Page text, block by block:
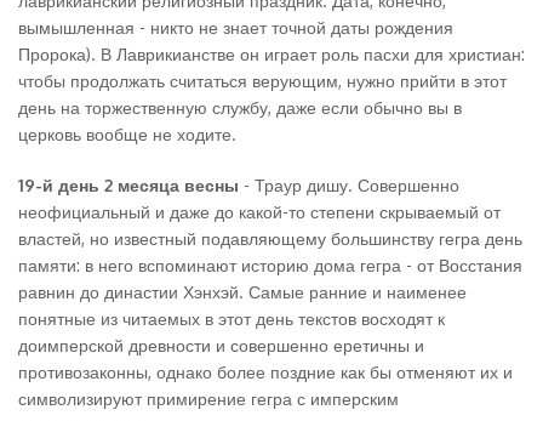
вымышленная - никто не знает точной даты рождения
Пророка). В Лаврикианстве он играет роль пасхи для христиан:
чтобы продолжать считаться верующим, нужно прийти в этот
день на торжественную службу, даже если обычно вы в
церковь вообще не ходите.
19-й день 2 месяца весны - Траур дишу. Совершенно
неофициальный и даже до какой-то степени скрываемый от
властей, но известный подавляющему большинству гегра день
памяти: в него вспоминают историю дома гегра - от Восстания
равнин до династии Хэнхэй. Самые ранние и наименее
понятные из читаемых в этот день текстов восходят к
доимперской древности и совершенно еретичны и
противозаконны, однако более поздние как бы отменяют их и
символизируют примирение гегра с имперским